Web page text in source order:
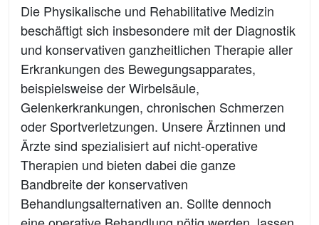
Die Physikalische und Rehabilitative Medizin
beschäftigt sich insbesondere mit der Diagnostik
und konservativen ganzheitlichen Therapie aller
Erkrankungen des Bewegungsapparates,
beispielsweise der Wirbelsäule,
Gelenkerkrankungen, chronischen Schmerzen
oder Sportverletzungen. Unsere Ärztinnen und
Ärzte sind spezialisiert auf nicht-operative
Therapien und bieten dabei die ganze
Bandbreite der konservativen
Behandlungsalternativen an. Sollte dennoch